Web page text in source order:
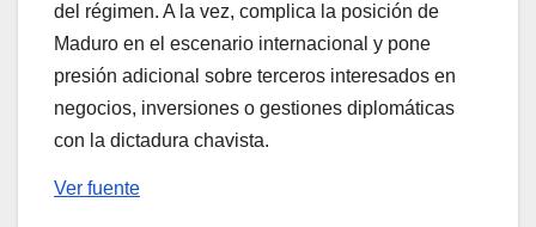
del régimen. A la vez, complica la posición de
Maduro en el escenario internacional y pone
presión adicional sobre terceros interesados en
negocios, inversiones o gestiones diplomáticas
con la dictadura chavista.
Ver fuente